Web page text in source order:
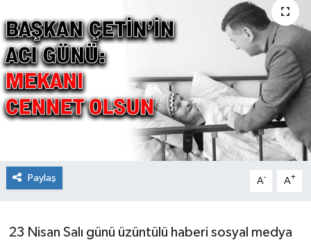
Paylaş A- A+
23 Nisan Salı günü üzüntülü haberi sosyal medya
Teknoloji
Yaşam